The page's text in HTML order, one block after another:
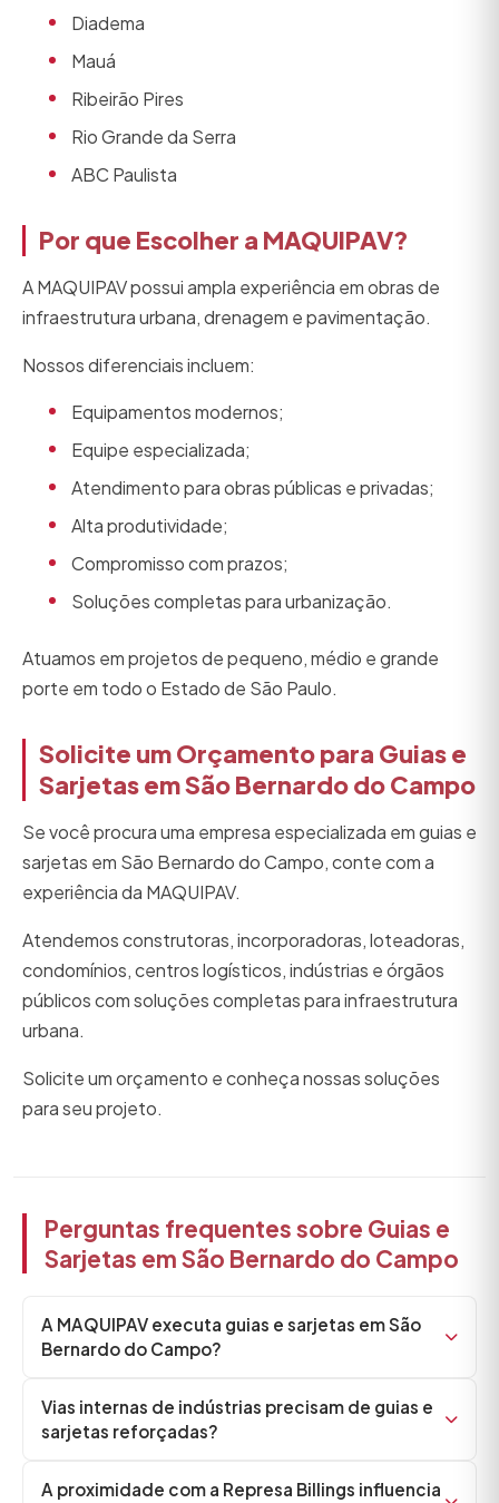
Diadema
Mauá
Ribeirão Pires
Rio Grande da Serra
ABC Paulista
Por que Escolher a MAQUIPAV?
A MAQUIPAV possui ampla experiência em obras de
infraestrutura urbana, drenagem e pavimentação.
Nossos diferenciais incluem:
Equipamentos modernos;
Equipe especializada;
Atendimento para obras públicas e privadas;
Alta produtividade;
Compromisso com prazos;
Soluções completas para urbanização.
Atuamos em projetos de pequeno, médio e grande
porte em todo o Estado de São Paulo.
Solicite um Orçamento para Guias e
Sarjetas em São Bernardo do Campo
Se você procura uma empresa especializada em guias e
sarjetas em São Bernardo do Campo, conte com a
experiência da MAQUIPAV.
Atendemos construtoras, incorporadoras, loteadoras,
condomínios, centros logísticos, indústrias e órgãos
públicos com soluções completas para infraestrutura
urbana.
Solicite um orçamento e conheça nossas soluções
para seu projeto.
Perguntas frequentes sobre Guias e
Sarjetas em São Bernardo do Campo
A MAQUIPAV executa guias e sarjetas em São
Bernardo do Campo?
Vias internas de indústrias precisam de guias e
sarjetas reforçadas?
A proximidade com a Represa Billings influencia